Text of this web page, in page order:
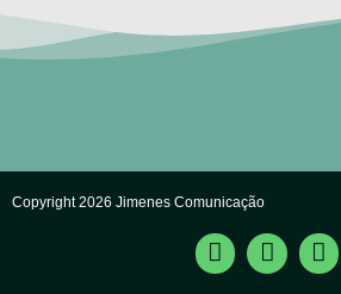
Copyright 2026 Jimenes Comunicação